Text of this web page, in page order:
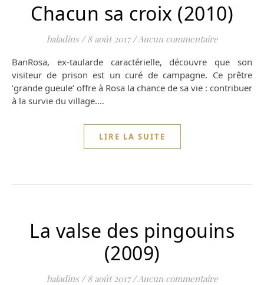
Chacun sa croix (2010)
baladins / 8 août 2017 /Aucun commentaire
BanRosa, ex-taularde caractérielle, découvre que son
visiteur de prison est un curé de campagne. Ce prêtre
‘grande gueule’ offre à Rosa la chance de sa vie : contribuer
à la survie du village.…
LIRE LA SUITE
La valse des pingouins
(2009)
baladins / 8 août 2017 /Aucun commentaire